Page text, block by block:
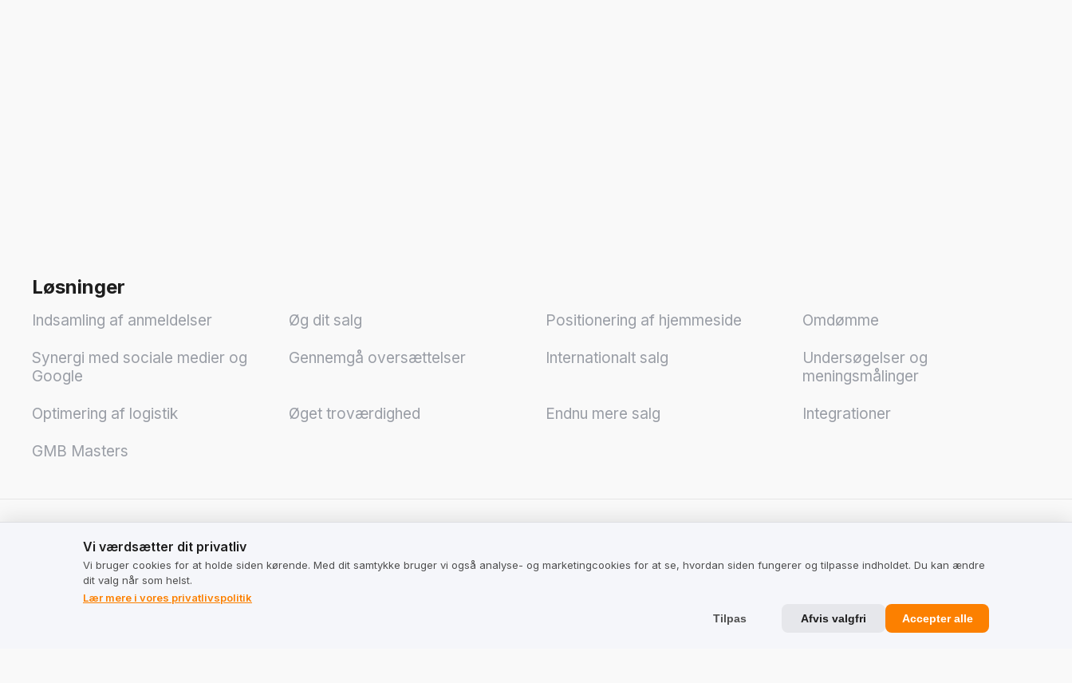
Løsninger
Indsamling af anmeldelser Øg dit salg Positionering af hjemmeside Omdømme
Synergi med sociale medier og
Google
Gennemgå oversættelser Internationalt salg
Undersøgelser og
meningsmålinger
Optimering af logistik Øget troværdighed Endnu mere salg Integrationer
GMB Masters
For Virksomheder
Prisfastsættelse
Anmeldelser om os
Vi værdsætter dit privatliv
Vi bruger cookies for at holde siden kørende. Med dit samtykke bruger vi også analyse- og marketingcookies for at se, hvordan siden fungerer og tilpasse indholdet. Du kan ændre
dit valg når som helst.
Lær mere i vores privatlivspolitik
Tilpas
Afvis valgfri Accepter alle